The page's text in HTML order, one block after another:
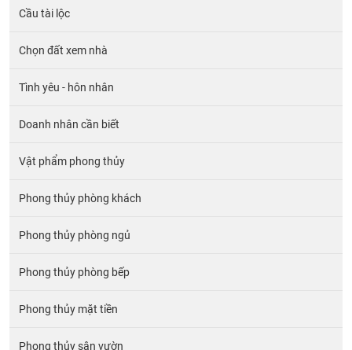
Cầu tài lộc
Chọn đất xem nhà
Tình yêu - hôn nhân
Doanh nhân cần biết
Vật phẩm phong thủy
Phong thủy phòng khách
Phong thủy phòng ngủ
Phong thủy phòng bếp
Phong thủy mặt tiền
Phong thủy sân vườn